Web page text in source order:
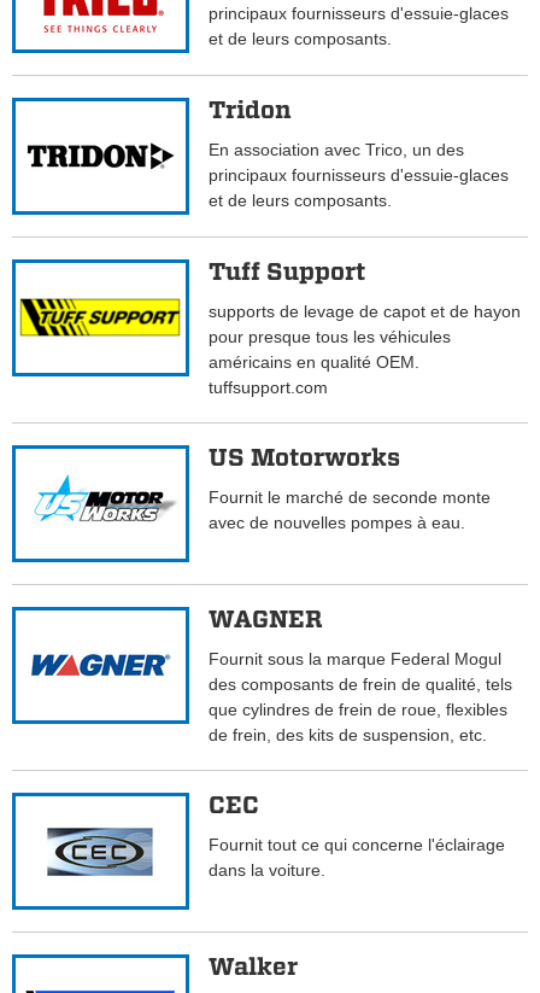
principaux fournisseurs d'essuie-glaces
et de leurs composants.
Tridon
En association avec Trico, un des
principaux fournisseurs d'essuie-glaces
et de leurs composants.
Tuff Support
supports de levage de capot et de hayon
pour presque tous les véhicules
américains en qualité OEM.
tuffsupport.com
US Motorworks
Fournit le marché de seconde monte
avec de nouvelles pompes à eau.
WAGNER
Fournit sous la marque Federal Mogul
des composants de frein de qualité, tels
que cylindres de frein de roue, flexibles
de frein, des kits de suspension, etc.
CEC
Fournit tout ce qui concerne l'éclairage
dans la voiture.
Walker